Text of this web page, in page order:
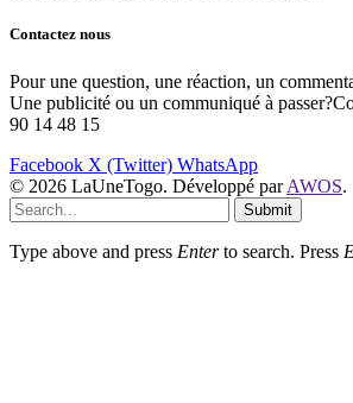
Contactez nous
Pour une question, une réaction, un
Une publicité ou un communiqué à
90 14 48 15
Facebook X (Twitter) WhatsApp
© 2026 LaUneTogo. Développé parAWOS.
Submit
Type above and press Enterto search. Press